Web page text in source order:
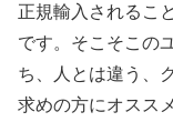
正規輸入されるこ
です。そこそこの
ち、人とは違う、
求めの方にオスス